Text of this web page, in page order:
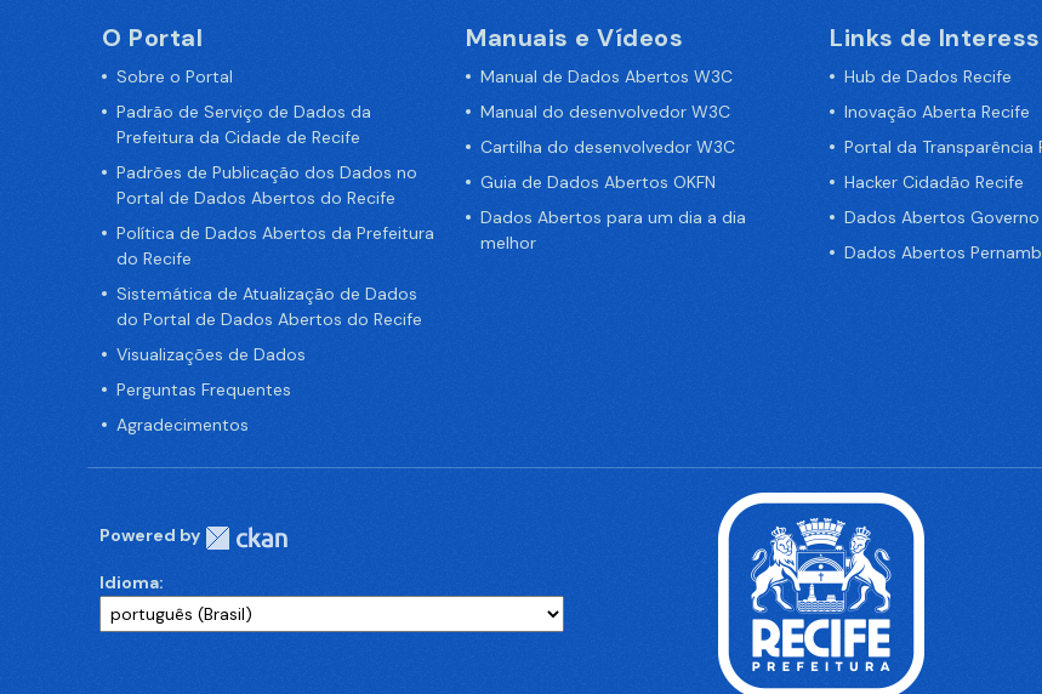
O Portal
Sobre o Portal
Padrão de Serviço de Dados da
Prefeitura da Cidade de Recife
Padrões de Publicação dos Dados no
Portal de Dados Abertos do Recife
Política de Dados Abertos da Prefeitura
do Recife
Sistemática de Atualização de Dados
do Portal de Dados Abertos do Recife
Visualizações de Dados
Perguntas Frequentes
Agradecimentos
Manuais e Vídeos
Manual de Dados Abertos W3C
Manual do desenvolvedor W3C
Cartilha do desenvolvedor W3C
Guia de Dados Abertos OKFN
Dados Abertos para um dia a dia
melhor
Links de
Hub de Dados Recife
Inovação Aberta Recife
Portal da Transparência
Hacker Cidadão Recife
Dados Abertos Governo
Dados Abertos
Powered by
Idioma